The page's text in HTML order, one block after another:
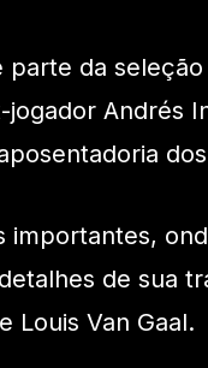
da
Andrés
importantes,
de sua
Louis Van Gaal.